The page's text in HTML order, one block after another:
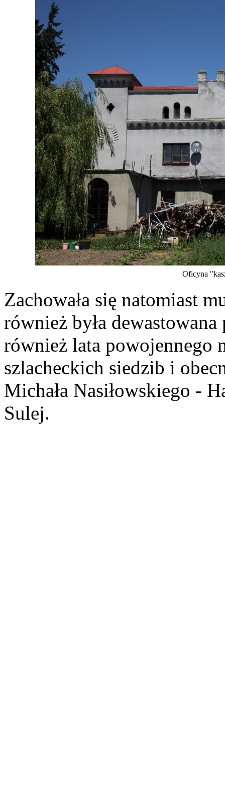
Oficyna
Zachowała się natomiast
również była
również lata powojennego
szlacheckich siedzib i
Michała Nasiłowskiego -
Sulej.